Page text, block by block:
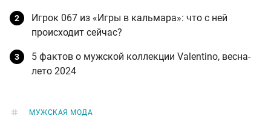
Игрок 067 из «Игры в кальмара»: что с ней
происходит сейчас?
5 фактов о мужской коллекции Valentino, весна-
лето 2024
МУЖСКАЯ МОДА